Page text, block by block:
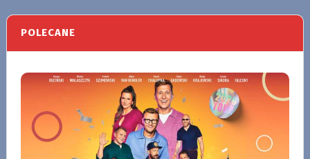
POLECANE